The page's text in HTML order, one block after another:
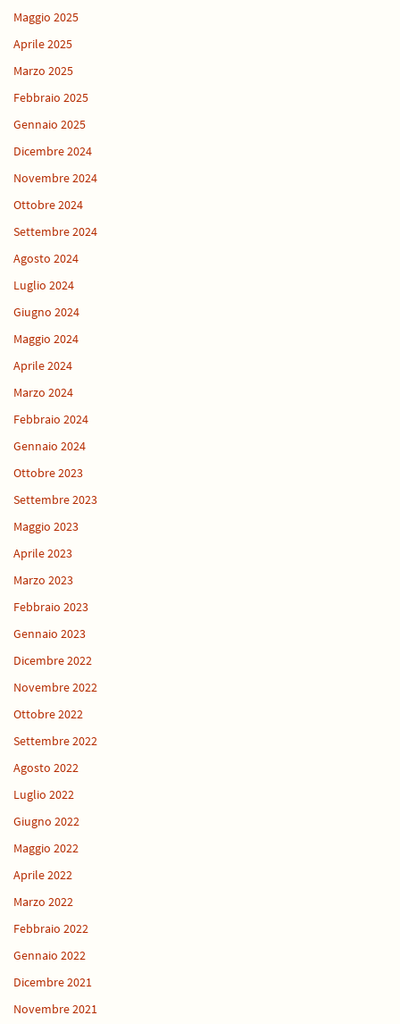
Maggio 2025
Aprile 2025
Marzo 2025
Febbraio 2025
Gennaio 2025
Dicembre 2024
Novembre 2024
Ottobre 2024
Settembre 2024
Agosto 2024
Luglio 2024
Giugno 2024
Maggio 2024
Aprile 2024
Marzo 2024
Febbraio 2024
Gennaio 2024
Ottobre 2023
Settembre 2023
Maggio 2023
Aprile 2023
Marzo 2023
Febbraio 2023
Gennaio 2023
Dicembre 2022
Novembre 2022
Ottobre 2022
Settembre 2022
Agosto 2022
Luglio 2022
Giugno 2022
Maggio 2022
Aprile 2022
Marzo 2022
Febbraio 2022
Gennaio 2022
Dicembre 2021
Novembre 2021